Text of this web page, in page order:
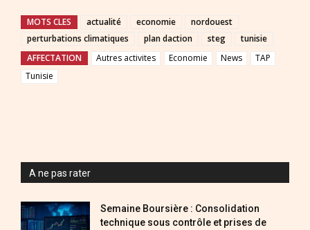
MOTS CLES actualité economie
nordouest
perturbations climatiques
plan daction steg
tunisie
AFFECTATION
Autres activites Economie News
TAP
Tunisie
A ne pas rater
Semaine Boursière : Consolidation
technique sous contrôle et prises de